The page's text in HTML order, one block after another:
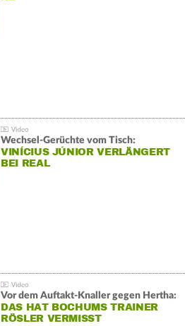
Wechsel-Gerüchte vom Tisch:
VINÍCIUS JÚNIOR VERLÄNGERT
BEI REAL
Vor dem Auftakt-Knaller gegen Hertha:
DAS HAT BOCHUMS TRAINER
RÖSLER VERMISST